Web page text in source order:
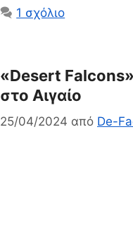
1 σχόλιο
«Desert
στο Αιγαίο
25/04/2024 από De-